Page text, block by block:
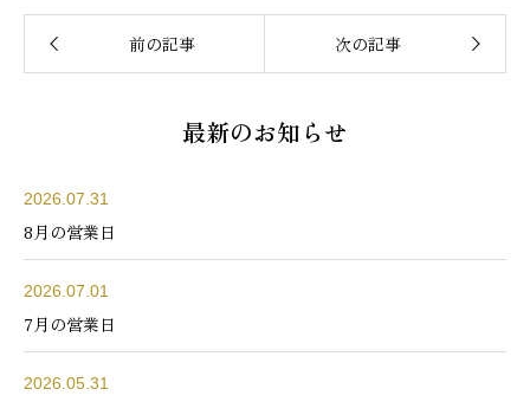
最新のお知らせ
2026.07.31
8月の営業日
2026.07.01
7月の営業日
2026.05.31